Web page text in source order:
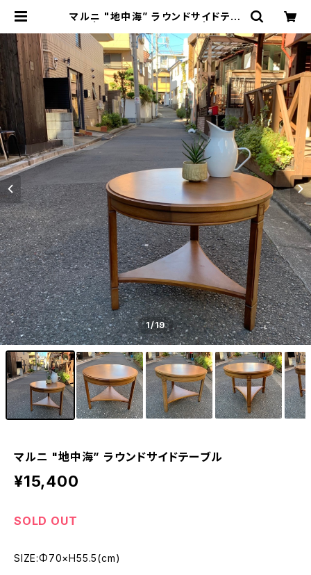
マルニ "地中海” ラウンドサイドテー
神楽坂のリサイクルショップ・古着
1/19
マルニ "地中海” ラウンドサイドテーブル
¥15,400
SOLD OUT
SIZE:Φ70×H55.5(cm)